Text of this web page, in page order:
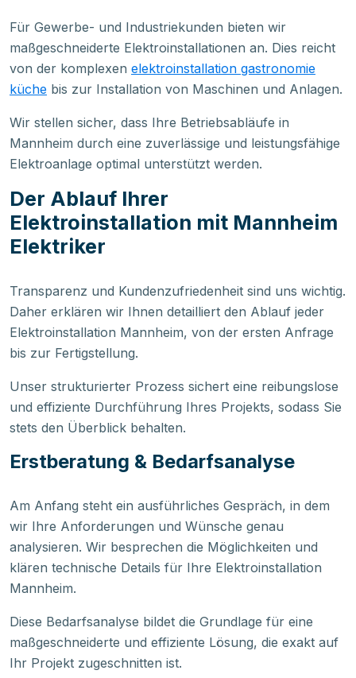
Für Gewerbe- und Industriekunden bieten wir
maßgeschneiderte Elektroinstallationen an. Dies reicht
von der komplexen elektroinstallation gastronomie
küche bis zur Installation von Maschinen und Anlagen.
Wir stellen sicher, dass Ihre Betriebsabläufe in
Mannheim durch eine zuverlässige und leistungsfähige
Elektroanlage optimal unterstützt werden.
Der Ablauf Ihrer
Elektroinstallation mit Mannheim
Elektriker
Transparenz und Kundenzufriedenheit sind uns wichtig.
Daher erklären wir Ihnen detailliert den Ablauf jeder
Elektroinstallation Mannheim, von der ersten Anfrage
bis zur Fertigstellung.
Unser strukturierter Prozess sichert eine reibungslose
und effiziente Durchführung Ihres Projekts, sodass Sie
stets den Überblick behalten.
Erstberatung & Bedarfsanalyse
Am Anfang steht ein ausführliches Gespräch, in dem
wir Ihre Anforderungen und Wünsche genau
analysieren. Wir besprechen die Möglichkeiten und
klären technische Details für Ihre Elektroinstallation
Mannheim.
Diese Bedarfsanalyse bildet die Grundlage für eine
maßgeschneiderte und effiziente Lösung, die exakt auf
Ihr Projekt zugeschnitten ist.